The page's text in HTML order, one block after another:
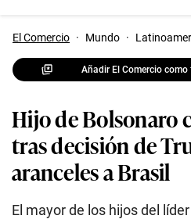
El Comercio · Mundo ·
Añadir El Comercio como
Hijo de Bolsonaro
tras decisión de
aranceles a Brasil
El mayor de los hijos del